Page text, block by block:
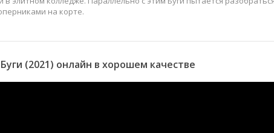
на корте.
(2021) онлайн в хорошем качестве